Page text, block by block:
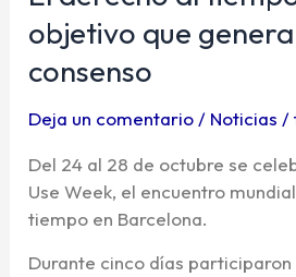
objetivo que
consenso
Deja un comentario / Noticias /
Del 24 al 28 de octubre se
Use Week, el encuentro
tiempo en Barcelona.
Durante cinco días
“libre”,
un
que
consenso